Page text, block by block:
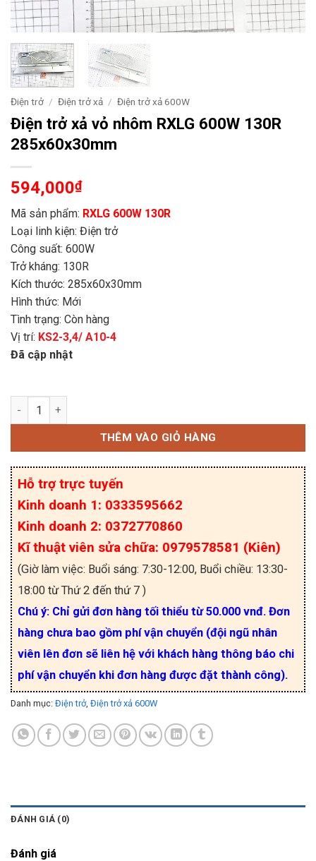
Điện trở / Điện trở xả / Điện trở xả 600W
Điện trở xả vỏ nhôm RXLG 600W 130R
285x60x30mm
594,000₫
Mã sản phẩm: RXLG 600W 130R
Loại linh kiện: Điện trở
Công suất: 600W
Trở kháng: 130R
Kích thước: 285x60x30mm
Hình thức: Mới
Tình trạng: Còn hàng
Vị trí: KS2-3,4/ A10-4
Đã cập nhật
Điện trở xả vỏ nhôm RXLG 600W 130R
THÊM VÀO GIỎ HÀNG
Hỗ trợ trực tuyến
Kinh doanh 1: 0333595662
Kinh doanh 2: 0372770860
Kĩ thuật viên sửa chữa: 0979578581 (Kiên)
(Giờ làm việc: Buổi sáng: 7:30-12:00, Buổi chiều: 13:30-
18:00 từ Thứ 2 đến thứ 7 )
Chú ý: Chỉ gửi đơn hàng tối thiểu từ 50.000 vnđ. Đơn
hàng chưa bao gồm phí vận chuyển (đội ngũ nhân
viên lên đơn sẽ liên hệ với khách hàng thông báo chi
phí vận chuyển khi đơn hàng được đặt thành công).
Danh mục: Điện trở, Điện trở xả 600W
ĐÁNH GIÁ (0)
Đánh giá